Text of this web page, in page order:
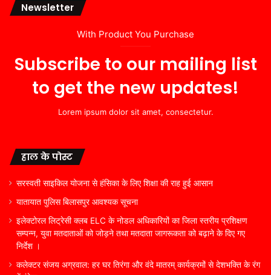
Newsletter
With Product You Purchase
Subscribe to our mailing list
to get the new updates!
Lorem ipsum dolor sit amet, consectetur.
हाल के पोस्ट
सरस्वती साइकिल योजना से हंसिका के लिए शिक्षा की राह हुई आसान
यातायात पुलिस बिलासपुर आवश्यक सूचना
इलेक्टोरल लिट्रेसी क्लब ELC के नोडल अधिकारियों का जिला स्तरीय प्रशिक्षण
सम्पन्न, युवा मतदाताओं को जोड़ने तथा मतदाता जागरूकता को बढ़ाने के दिए गए
निर्देश ।
कलेक्टर संजय अग्रवाल: हर घर तिरंगा और वंदे मातरम् कार्यक्रमों से देशभक्ति के रंग